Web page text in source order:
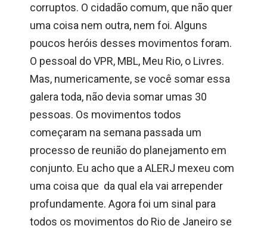
corruptos. O cidadão comum, que não quer
uma coisa nem outra, nem foi. Alguns
poucos heróis desses movimentos foram.
O pessoal do VPR, MBL, Meu Rio, o Livres.
Mas, numericamente, se você somar essa
galera toda, não devia somar umas 30
pessoas. Os movimentos todos
começaram na semana passada um
processo de reunião do planejamento em
conjunto. Eu acho que a ALERJ mexeu com
uma coisa que da qual ela vai arrepender
profundamente. Agora foi um sinal para
todos os movimentos do Rio de Janeiro se